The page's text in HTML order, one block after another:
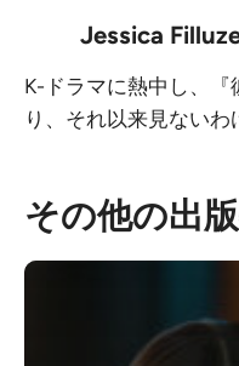
Jessica
K-ドラマに熱中し、
り、それ以来見ないわ
その他の出